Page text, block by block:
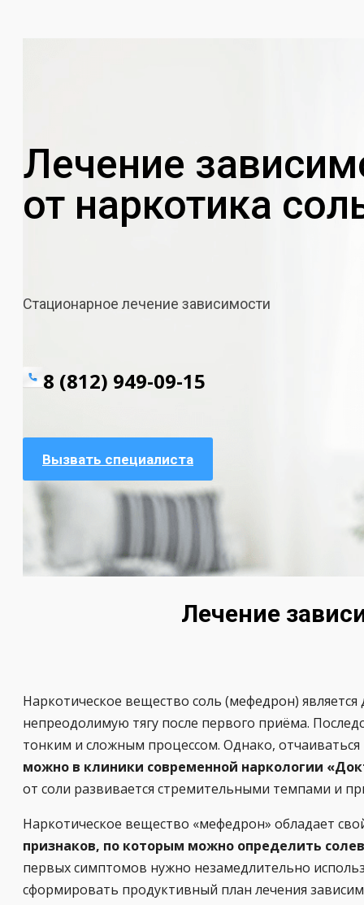
Лечение
от наркотика
Стационарное лечение зависимости
8 (812) 949-09-15
Вызвать специалиста
Лечение
Наркотическое вещество соль (мефедрон)
непреодолимую тягу после первого приёма.
тонким и сложным процессом. Однако, отчаиваться
можно в клиники современной наркологии
от соли развивается стремительными темпами и
Наркотическое вещество «мефедрон» обладает
признаков, по которым можно определить
первых симптомов нужно незамедлительно
сформировать продуктивный план лечения